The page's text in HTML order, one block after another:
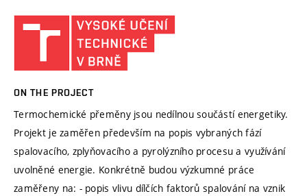
ON THE PROJECT
Termochemické přeměny jsou nedílnou součástí energetiky.
Projekt je zaměřen především na popis vybraných fází
spalovacího, zplyňovacího a pyrolýzního procesu a využívání
uvolněné energie. Konkrétně budou výzkumné práce
zaměřeny na: - popis vlivu dílčích faktorů spalování na vznik